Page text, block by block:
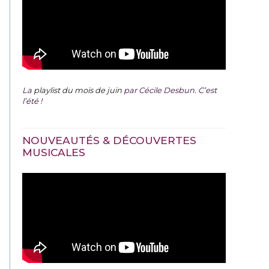
La playlist du mois de juin par Cécile Desbun. C’est
l’été !
NOUVEAUTÉS & DÉCOUVERTES
MUSICALES